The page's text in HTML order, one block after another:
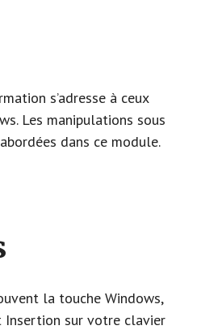
s’adresse à ceux
Les manipulations sous
dans ce module.
la touche Windows,
Insertion sur votre clavier